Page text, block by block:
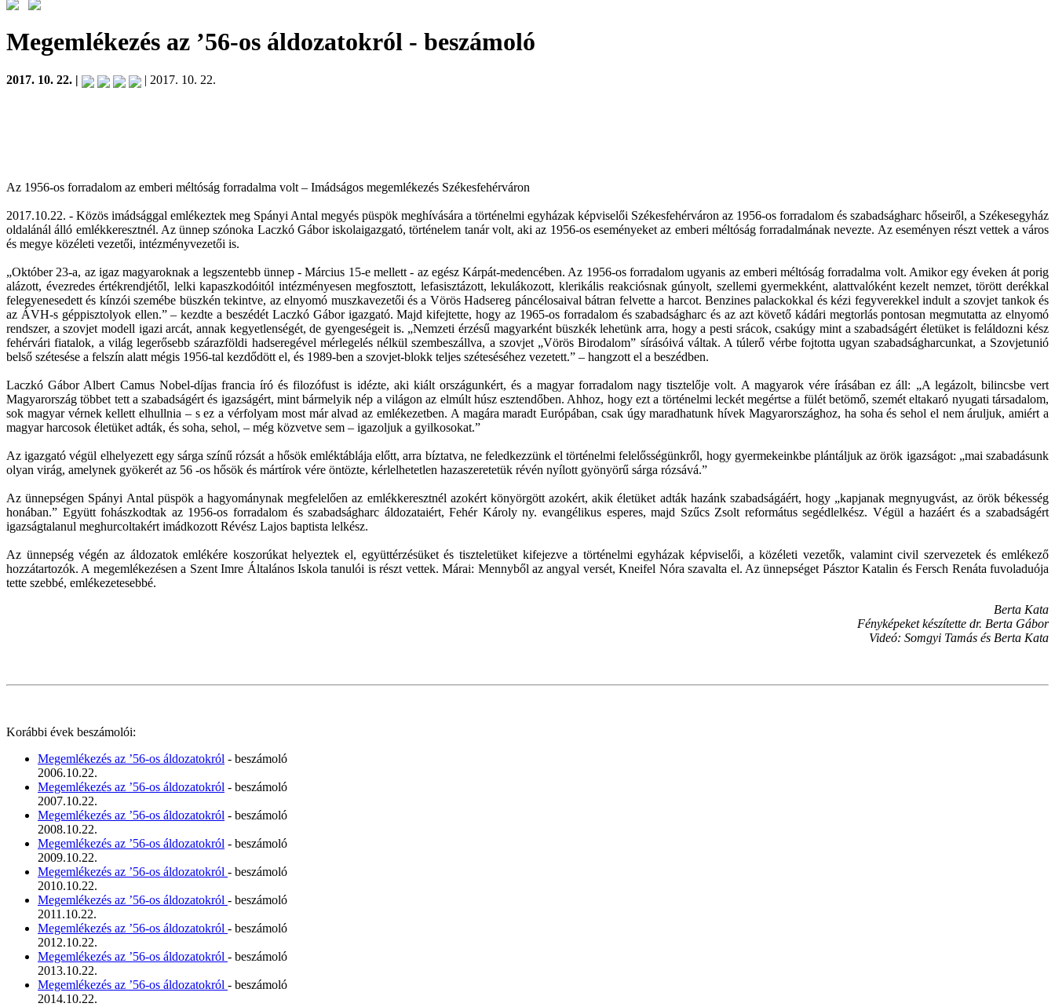
Megemlékezés az ’56-os áldozatokról - beszámoló
2017. 10. 22. | | 2017. 10. 22.
Az 1956-os forradalom az emberi méltóság forradalma volt – Imádságos megemlékezés Székesfehérváron
2017.10.22. - Közös imádsággal emlékeztek meg Spányi Antal megyés püspök meghívására a történelmi egyházak képviselői Székesfehérváron az 1956-os forradalom és szabadságharc hőseiről, a Székesegyház
oldalánál álló emlékkeresztnél. Az ünnep szónoka Laczkó Gábor iskolaigazgató, történelem tanár volt, aki az 1956-os eseményeket az emberi méltóság forradalmának nevezte. Az eseményen részt vettek a város
és megye közéleti vezetői, intézményvezetői is.
„Október 23-a, az igaz magyaroknak a legszentebb ünnep - Március 15-e mellett - az egész Kárpát-medencében. Az 1956-os forradalom ugyanis az emberi méltóság forradalma volt. Amikor egy éveken át porig
alázott, évezredes értékrendjétől, lelki kapaszkodóitól intézményesen megfosztott, lefasisztázott, lekulákozott, klerikális reakciósnak gúnyolt, szellemi gyermekként, alattvalóként kezelt nemzet, törött derékkal
felegyenesedett és kínzói szemébe büszkén tekintve, az elnyomó muszkavezetői és a Vörös Hadsereg páncélosaival bátran felvette a harcot. Benzines palackokkal és kézi fegyverekkel indult a szovjet tankok és
az ÁVH-s géppisztolyok ellen.” – kezdte a beszédét Laczkó Gábor igazgató. Majd kifejtette, hogy az 1965-os forradalom és szabadságharc és az azt követő kádári megtorlás pontosan megmutatta az elnyomó
rendszer, a szovjet modell igazi arcát, annak kegyetlenségét, de gyengeségeit is. „Nemzeti érzésű magyarként büszkék lehetünk arra, hogy a pesti srácok, csakúgy mint a szabadságért életüket is feláldozni kész
fehérvári fiatalok, a világ legerősebb szárazföldi hadseregével mérlegelés nélkül szembeszállva, a szovjet „Vörös Birodalom” sírásóivá váltak. A túlerő vérbe fojtotta ugyan szabadságharcunkat, a Szovjetunió
belső szétesése a felszín alatt mégis 1956-tal kezdődött el, és 1989-ben a szovjet-blokk teljes széteséséhez vezetett.” – hangzott el a beszédben.
Laczkó Gábor Albert Camus Nobel-díjas francia író és filozófust is idézte, aki kiált országunkért, és a magyar forradalom nagy tisztelője volt. A magyarok vére írásában ez áll: „A legázolt, bilincsbe vert
Magyarország többet tett a szabadságért és igazságért, mint bármelyik nép a világon az elmúlt húsz esztendőben. Ahhoz, hogy ezt a történelmi leckét megértse a fülét betömő, szemét eltakaró nyugati társadalom,
sok magyar vérnek kellett elhullnia – s ez a vérfolyam most már alvad az emlékezetben. A magára maradt Európában, csak úgy maradhatunk hívek Magyarországhoz, ha soha és sehol el nem áruljuk, amiért a
magyar harcosok életüket adták, és soha, sehol, – még közvetve sem – igazoljuk a gyilkosokat.”
Az igazgató végül elhelyezett egy sárga színű rózsát a hősök emléktáblája előtt, arra bíztatva, ne feledkezzünk el történelmi felelősségünkről, hogy gyermekeinkbe plántáljuk az örök igazságot: „mai szabadásunk
olyan virág, amelynek gyökerét az 56 -os hősök és mártírok vére öntözte, kérlelhetetlen hazaszeretetük révén nyílott gyönyörű sárga rózsává.”
Az ünnepségen Spányi Antal püspök a hagyománynak megfelelően az emlékkeresztnél azokért könyörgött azokért, akik életüket adták hazánk szabadságáért, hogy „kapjanak megnyugvást, az örök békesség
honában.” Együtt fohászkodtak az 1956-os forradalom és szabadságharc áldozataiért, Fehér Károly ny. evangélikus esperes, majd Szűcs Zsolt református segédlelkész. Végül a hazáért és a szabadságért
igazságtalanul meghurcoltakért imádkozott Révész Lajos baptista lelkész.
Az ünnepség végén az áldozatok emlékére koszorúkat helyeztek el, együttérzésüket és tiszteletüket kifejezve a történelmi egyházak képviselői, a közéleti vezetők, valamint civil szervezetek és emlékező
hozzátartozók. A megemlékezésen a Szent Imre Általános Iskola tanulói is részt vettek. Márai: Mennyből az angyal versét, Kneifel Nóra szavalta el. Az ünnepséget Pásztor Katalin és Fersch Renáta fuvoladuója
tette szebbé, emlékezetesebbé.
Berta Kata
Fényképeket készítette dr. Berta Gábor
Videó: Somgyi Tamás és Berta Kata
Korábbi évek beszámolói:
Megemlékezés az ’56-os áldozatokról - beszámoló
2006.10.22.
Megemlékezés az ’56-os áldozatokról - beszámoló
2007.10.22.
Megemlékezés az ’56-os áldozatokról - beszámoló
2008.10.22.
Megemlékezés az ’56-os áldozatokról - beszámoló
2009.10.22.
Megemlékezés az ’56-os áldozatokról - beszámoló
2010.10.22.
Megemlékezés az ’56-os áldozatokról - beszámoló
2011.10.22.
Megemlékezés az ’56-os áldozatokról - beszámoló
2012.10.22.
Megemlékezés az ’56-os áldozatokról - beszámoló
2013.10.22.
Megemlékezés az ’56-os áldozatokról - beszámoló
2014.10.22.